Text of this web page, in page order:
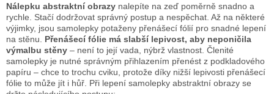
Nálepku abstraktní obrazy nalepíte na zeď poměrně snadno a
rychle. Stačí dodržovat správný postup a nespěchat. Až na některé
výjimky, jsou samolepky potaženy přenášecí fólií pro snadné lepení
na stěnu. Přenášecí fólie má slabší lepivost, aby neponičila
výmalbu stěny – není to její vada, nýbrž vlastnost. Členité
samolepky je nutné správným přihlazením přenést z podkladového
papíru – chce to trochu cviku, protože díky nižší lepivosti přenášecí
fólie to může jít i hůř. Při lepení samolepky abstraktní obrazy se